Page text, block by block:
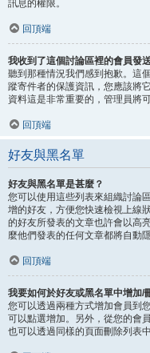
訊息的權限。
回頂端
我收到了這個討論區裡的會員發
聽到那種情況我們感到抱歉。這
蹤寄件者的保護資訊，您應該將
資料這是非常重要的，管理員將
回頂端
好友與黑名單
好友與黑名單是甚麼？
您可以使用這些列表來組織討論
增的好友，方便您快速檢視上線
的好友所發表的文章也許會以高
麼他們發表的任何文章都將自動隱
回頂端
我要如何於好友或黑名單中增加/
您可以透過兩種方式增加會員到
可以點選增加。另外，從您的會
也可以透過同樣的頁面刪除列表中